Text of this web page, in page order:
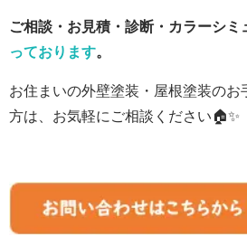
ご相談・お見積・診断・カラーシミ
っております。
お住まいの外壁塗装・屋根塗装のお
方は、お気軽にご相談ください🏠✨